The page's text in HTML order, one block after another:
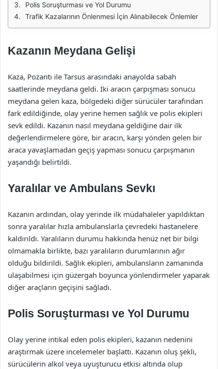
Polis Soruşturması ve Yol Durumu
Trafik Kazalarının Önlenmesi İçin Alınabilecek Önlemler
Kazanın Meydana Gelişi
Kaza, Pozantı ile Tarsus arasındaki anayolda sabah
saatlerinde meydana geldi. İki aracın çarpışması sonucu
meydana gelen kaza, bölgedeki diğer sürücüler tarafından
fark edildiğinde, olay yerine hemen sağlık ve polis ekipleri
sevk edildi. Kazanın nasıl meydana geldiğine dair ilk
değerlendirmelere göre, bir aracın, karşı yönden gelen bir
araca yavaşlamadan geçiş yapması sonucu çarpışmanın
yaşandığı belirtildi.
Yaralılar ve Ambulans Sevkı
Kazanın ardından, olay yerinde ilk müdahaleler yapıldıktan
sonra yaralılar hızla ambulanslarla çevredeki hastanelere
kaldırıldı. Yaralıların durumu hakkında henüz net bir bilgi
olmamakla birlikte, bazı yaralıların durumlarının ağır
olduğu bildirildi. Sağlık ekipleri, ambulansların zamanında
ulaşabilmesi için güzergah boyunca yönlendirmeler yaparak
diğer araçların geçişini sağladı.
Polis Soruşturması ve Yol Durumu
Olay yerine intikal eden polis ekipleri, kazanın nedenini
araştırmak üzere incelemeler başlattı. Kazanın oluş şekli,
sürücülerin alkol veya uyuşturucu etkisi altında olup